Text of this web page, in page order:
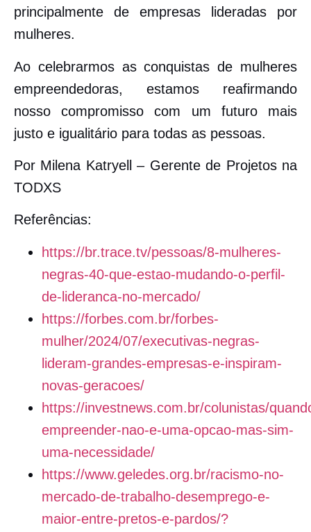
principalmente de empresas lideradas por
mulheres.
Ao celebrarmos as conquistas de mulheres
empreendedoras, estamos reafirmando
nosso compromisso com um futuro mais
justo e igualitário para todas as pessoas.
Por Milena Katryell – Gerente de Projetos na
TODXS
Referências:
https://br.trace.tv/pessoas/8-mulheres-
negras-40-que-estao-mudando-o-perfil-
de-lideranca-no-mercado/
https://forbes.com.br/forbes-
mulher/2024/07/executivas-negras-
lideram-grandes-empresas-e-inspiram-
novas-geracoes/
https://investnews.com.br/colunistas/
empreender-nao-e-uma-opcao-mas-sim-
uma-necessidade/
https://www.geledes.org.br/racismo-no-
mercado-de-trabalho-desemprego-e-
maior-entre-pretos-e-pardos/?